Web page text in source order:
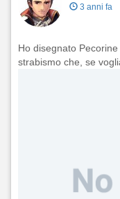
3 anni fa
Ho disegnato
strabismo che, se